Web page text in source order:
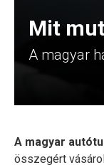
Mit
A magyar
A magyar
összegért